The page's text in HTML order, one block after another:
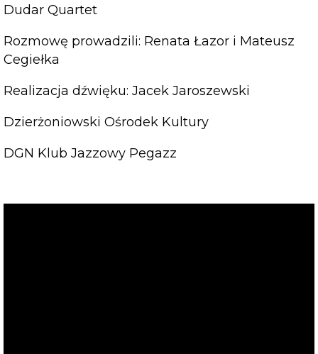
Dudar Quartet
Rozmowę prowadzili: Renata Łazor i Mateusz
Cegiełka
Realizacja dźwięku: Jacek Jaroszewski
Dzierżoniowski Ośrodek Kultury
DGN Klub Jazzowy Pegazz